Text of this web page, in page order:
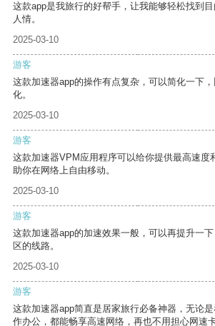
这款app是我旅行的好帮手，让我能够轻松找到
人情。
2025-03-10
游客
这款加速器app的操作有点复杂，可以简化一下
化。
2025-03-10
游客
这款加速器VPM应用程序可以给你提供最高速度
助你在网络上自由移动。
2025-03-10
游客
这款加速器app的加速效果一般，可以再提升一
区的线路。
2025-03-10
游客
这款加速器app简直是居家旅行必备神器，无论
作办公，都能畅享高速网络，再也不用担心网速